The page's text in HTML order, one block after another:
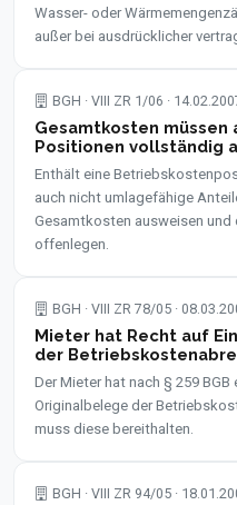
Wasser- oder
außer bei ausdrücklicher
BGH · VIII ZR 1/06 ·
Gesamtkosten müssen
Positionen vollständig
Enthält eine
auch nicht umlagefähige
Gesamtkosten ausweisen
offenlegen.
BGH · VIII ZR 78/05 ·
Mieter hat Recht auf
der
Der Mieter hat nach § 259
Originalbelege der
muss diese bereithalten.
BGH · VIII ZR 94/05 ·